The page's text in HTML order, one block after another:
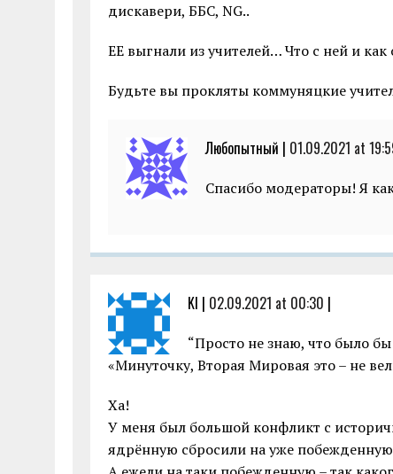
дискавери, ББС, NG..
ЕЕ выгнали из учителей… Что с ней и как
Будьте вы прокляты коммуняцкие
Любопытный | 01.09.2021 at
Спасибо модераторы! Я
KI | 02.09.2021 at 00:30 |
“Просто не знаю, что было
«Минуточку, Вторая Мировая это – не
Ха!
У меня был большой конфликт с
ядрённую сбросили на уже